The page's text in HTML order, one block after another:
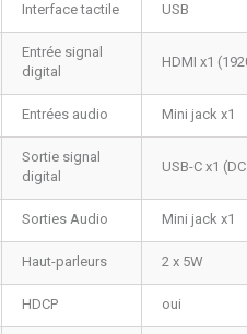
Interface tactile USB
Entrée signal
digital
HDMI x1
Entrées audio Mini jack x1
Sortie signal
digital
USB-C x1
Sorties Audio Mini jack x1
Haut-parleurs 2 x 5W
HDCP oui